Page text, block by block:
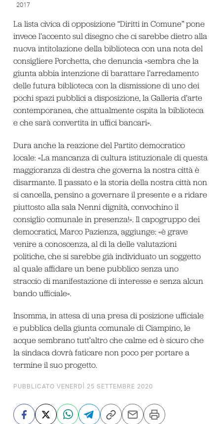
2017
La lista civica di opposizione “Diritti in Comune” pone
invece l’accento sul disegno che ci sarebbe dietro alla
nuova intitolazione della biblioteca con una nota del
consigliere Porchetta, che denuncia «sembra che la
giunta abbia intenzione di barattare l’arredamento
delle futura biblioteca con la dismissione di uno dei
pochi spazi pubblici a disposizione, la Galleria d’arte
contemporanea, che attualmente ospita la biblioteca
e che sarà convertita in uffici bancari».
Dura anche la reazione del Partito democratico
locale: «La mancanza di cultura istituzionale di questa
maggioranza di destra che governa la nostra città è
disarmante. Il passato e la storia della nostra città non
si cancella, pensino a governare il presente e a ridare
piuttosto alla sala Nenni dignità, convochino il
consiglio comunale in presenza!». Il capogruppo dei
democratici, Marco Pazienza, aggiunge: «è grave
venire a conoscenza, al di la delle valutazioni
politiche, che si sarebbe già individuato un soggetto
al quale affidare un bene pubblico senza uno
straccio di manifestazione di interesse e senza alcun
bando ufficiale».
Insomma, in attesa di una presa di posizione ufficiale
e pubblica della giunta comunale di Ciampino, le
acque sembrano tutt’altro che calme ed è sicuro che
la sindaca dovrà faticare non poco per portare a
termine il suo progetto.
PUBBLICATO VENERDÌ 25 SETTEMBRE 2020